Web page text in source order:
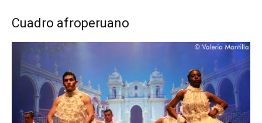
Cuadro afroperuano